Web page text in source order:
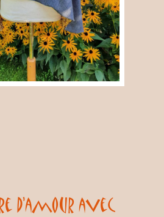
d’amour avec